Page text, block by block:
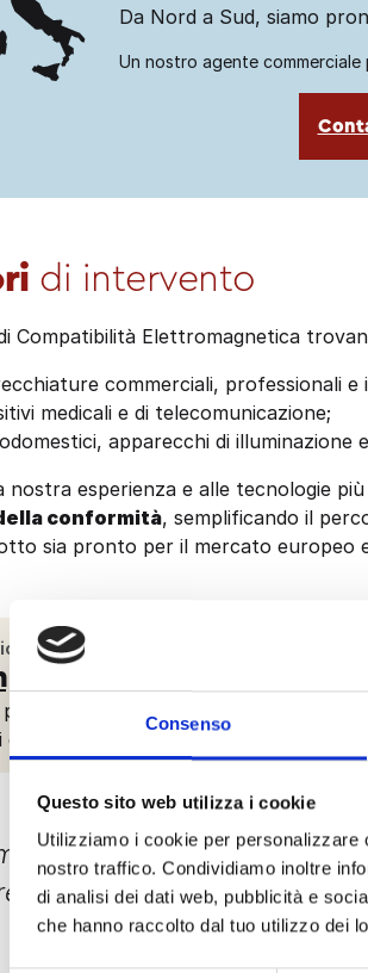
Consenso
Questo sito web utilizza i cookie
Utilizziamo i cookie per personalizzare
nostro traffico. Condividiamo inoltre
di analisi dei dati web, pubblicità e
che hanno raccolto dal tuo utilizzo dei
Da Nord a Sud, siamo
Un nostro agente commerciale
di intervento
Compatibilità Elettromagnetica
commerciali, professionali e
medicali e di telecomunicazione;
apparecchi di illuminazione
nostra esperienza e alle tecnologie
conformità, semplificando il
sia pronto per il mercato europeo
Elettromagnetici
per definire limiti di esposizione e i
lavoro.
l’esposizione ai CEM nei
ambienti sicuri per i propri